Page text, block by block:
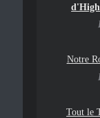
Notre
Tout le